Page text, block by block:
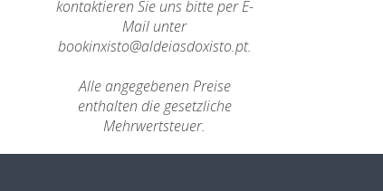
kontaktieren Sie uns bitte per E-
Mail unter
bookinxisto@aldeiasdoxisto.pt.
Alle angegebenen Preise
enthalten die gesetzliche
Mehrwertsteuer.